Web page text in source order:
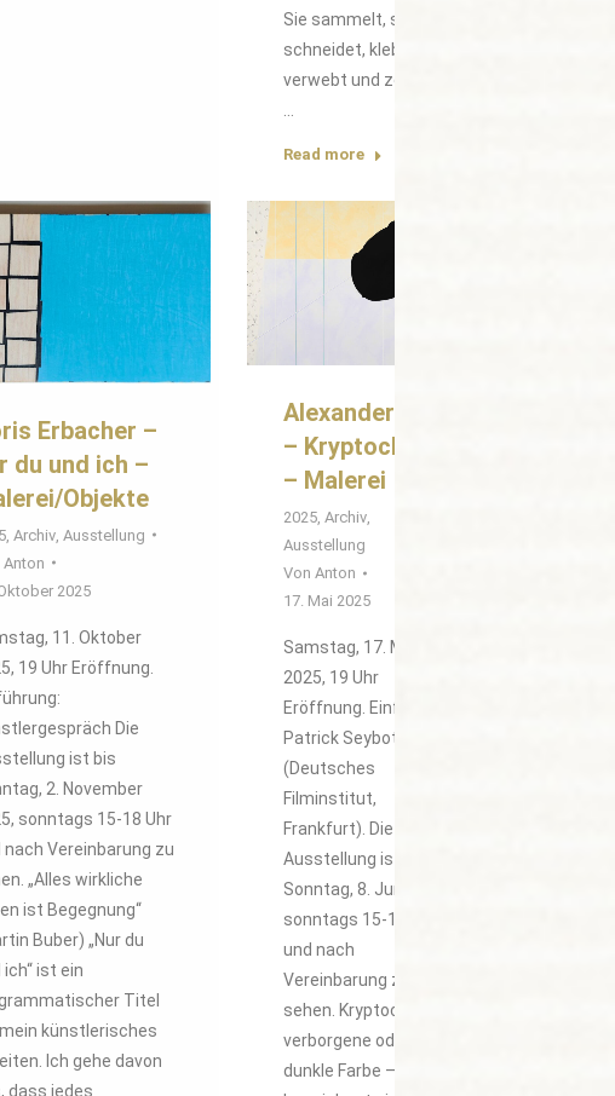
Sie sammelt, schöpft,
schneidet, klebt,
verwebt und zeichnet.
Read more
Erbacher –
du und ich –
Objekte
Archiv Ausstellung
Anton
2025
11. Oktober
19 Uhr Eröffnung.
Die
ist bis
2. November
sonntags 15-18 Uhr
nach Vereinbarung zu
„Alles wirkliche
ist Begegnung“
Buber) „Nur du
ich“ ist ein
Titel
künstlerisches
Ich gehe davon
dass jedes
Alexander Horn
– Kryptochrom
– Malerei
2025, Archiv,
Ausstellung
Von Anton
17. Mai 2025
Samstag, 17. Mai
2025, 19 Uhr
Eröffnung. Einführung:
Patrick Seyboth
(Deutsches
Filminstitut,
Frankfurt). Die
Ausstellung ist bis
Sonntag, 8. Juni 2025,
sonntags 15-18 Uhr
und nach
Vereinbarung zu
sehen. Kryptochrom –
verborgene oder auch
dunkle Farbe –